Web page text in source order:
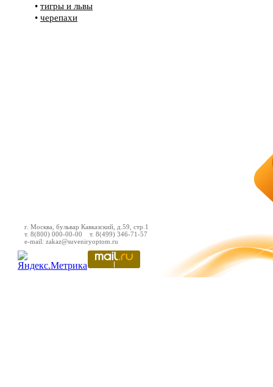
• тигры и львы
• черепахи
г. Москва, бульвар Кавказский, д.59, стр.1
т. 8(800) 000-00-00 т. 8(499) 346-71-57
e-mail: zakaz@suveniryoptom.ru